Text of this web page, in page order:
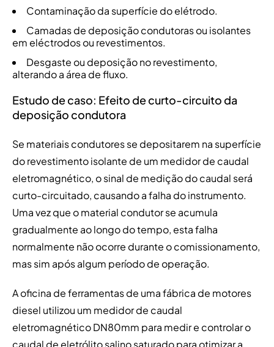
Contaminação da superfície do elétrodo.
Camadas de deposição condutoras ou isolantes
em eléctrodos ou revestimentos.
Desgaste ou deposição no revestimento,
alterando a área de fluxo.
Estudo de caso: Efeito de curto-circuito da
deposição condutora
Se materiais condutores se depositarem na superfície
do revestimento isolante de um medidor de caudal
eletromagnético, o sinal de medição do caudal será
curto-circuitado, causando a falha do instrumento.
Uma vez que o material condutor se acumula
gradualmente ao longo do tempo, esta falha
normalmente não ocorre durante o comissionamento,
mas sim após algum período de operação.
A oficina de ferramentas de uma fábrica de motores
diesel utilizou um medidor de caudal
eletromagnético DN80mm para medir e controlar o
caudal de eletrólito salino saturado para otimizar a